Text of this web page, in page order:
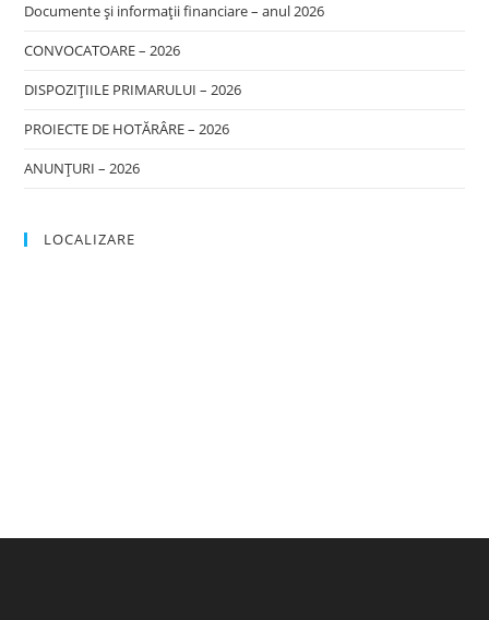
Documente și informații financiare – anul 2026
CONVOCATOARE – 2026
DISPOZIȚIILE PRIMARULUI – 2026
PROIECTE DE HOTĂRÂRE – 2026
ANUNȚURI – 2026
LOCALIZARE